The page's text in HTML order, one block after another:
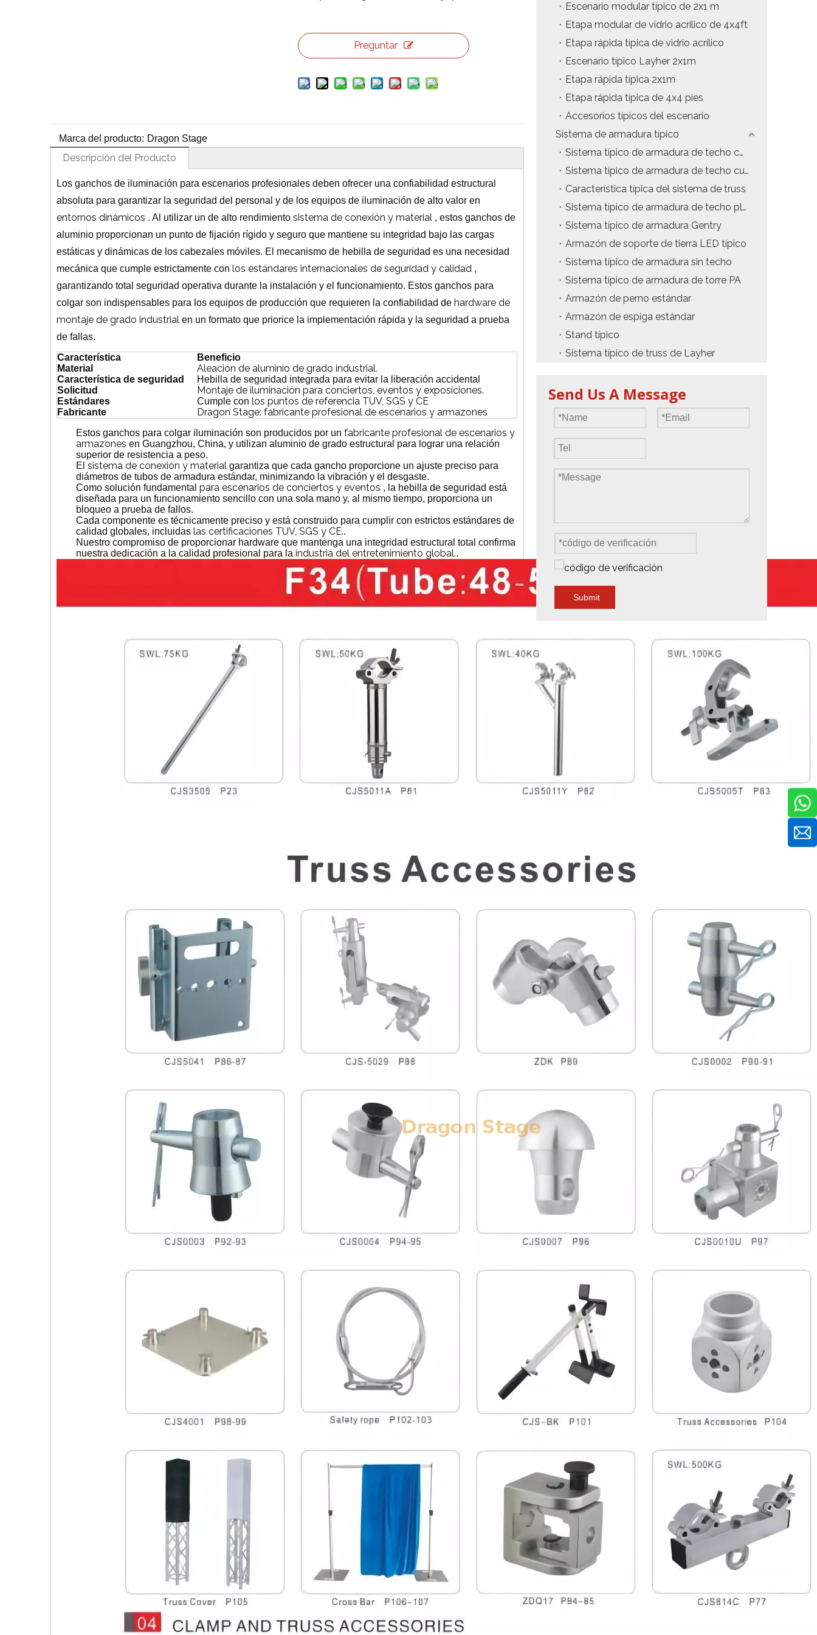
Preguntar
Marca del producto: Dragon Stage
Descripción del Producto
Los ganchos de iluminación para escenarios profesionales deben ofrecer una confiabilidad estructural
absoluta para garantizar la seguridad del personal y de los equipos de iluminación de alto valor en
entornos dinámicos . Al utilizar un de alto rendimiento sistema de conexión y material , estos ganchos de
aluminio proporcionan un punto de fijación rígido y seguro que mantiene su integridad bajo las cargas
estáticas y dinámicas de los cabezales móviles. El mecanismo de hebilla de seguridad es una necesidad
mecánica que cumple estrictamente con los estándares internacionales de seguridad y calidad ,
garantizando total seguridad operativa durante la instalación y el funcionamiento. Estos ganchos para
colgar son indispensables para los equipos de producción que requieren la confiabilidad de hardware de
montaje de grado industrial en un formato que priorice la implementación rápida y la seguridad a prueba
de fallas.
Característica
Beneficio
Material
Aleación de aluminio de grado industrial.
Característica de seguridad
Hebilla de seguridad integrada para evitar la liberación accidental
Solicitud
Montaje de iluminación para conciertos, eventos y exposiciones.
Estándares Cumple con los puntos de referencia TUV, SGS y CE
Fabricante Dragon Stage: fabricante profesional de escenarios y armazones
Estos ganchos para colgar iluminación son producidos por un fabricante profesional de escenarios y
armazones en Guangzhou, China, y utilizan aluminio de grado estructural para lograr una relación
superior de resistencia a peso.
El sistema de conexión y material garantiza que cada gancho proporcione un ajuste preciso para
diámetros de tubos de armadura estándar, minimizando la vibración y el desgaste.
Como solución fundamental para escenarios de conciertos y eventos , la hebilla de seguridad está
diseñada para un funcionamiento sencillo con una sola mano y, al mismo tiempo, proporciona un
bloqueo a prueba de fallos.
Cada componente es técnicamente preciso y está construido para cumplir con estrictos estándares de
calidad globales, incluidas las certificaciones TUV, SGS y CE..
Nuestro compromiso de proporcionar hardware que mantenga una integridad estructural total confirma
nuestra dedicación a la calidad profesional para la industria del entretenimiento global..
Escenario modular típico de 2x1 m
Etapa modular de vidrio acrílico de 4x4ft
Etapa rápida típica de vidrio acrílico
Escenario típico Layher 2x1m
Etapa rápida típica 2x1m
Etapa rápida típica de 4x4 pies
Accesorios típicos del escenario
Sistema de armadura típico
Sistema típico de armadura de techo con estructura en A
Sistema típico de armadura de techo curvo
Característica típica del sistema de truss
Sistema típico de armadura de techo plano
Sistema típico de armadura Gentry
Armazón de soporte de tierra LED típico
Sistema típico de armadura sin techo
Sistema típico de armadura de torre PA
Armazón de perno estándar
Armazón de espiga estándar
Stand típico
Sistema típico de truss de Layher
Send Us A Message
Submit